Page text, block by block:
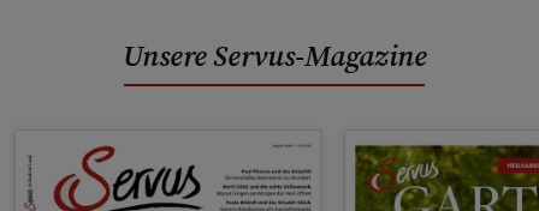
Unsere Servus-Magazine